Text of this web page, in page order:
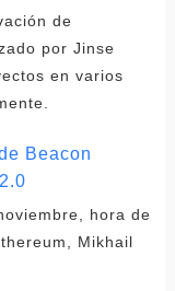
de
por Jinse
en varios
Beacon
hora de
Mikhail